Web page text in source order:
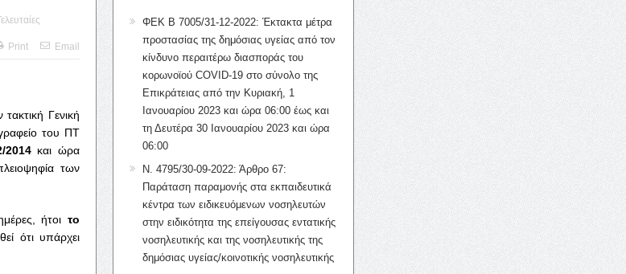
Print
Email
Γενική
του ΠΤ
2014και ώρα
των
ήτοι το
ότι υπάρχει
ΦΕΚ Β 7005/31-12-2022: Έκτακτα μέτρα
προστασίας της δημόσιας υγείας από τον
κίνδυνο περαιτέρω διασποράς του
κορωνοϊού COVID-19 στο σύνολο της
Επικράτειας από την Κυριακή, 1
Ιανουαρίου 2023 και ώρα 06:00 έως και
τη Δευτέρα 30 Ιανουαρίου 2023 και ώρα
06:00
Ν. 4795/30-09-2022: Άρθρο 67:
Παράταση παραμονής στα εκπαιδευτικά
κέντρα των ειδικευόμενων νοσηλευτών
στην ειδικότητα της επείγουσας εντατικής
νοσηλευτικής και της νοσηλευτικής της
δημόσιας υγείας/κοινοτικής νοσηλευτικής